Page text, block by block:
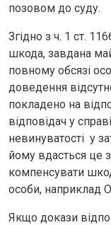
позовом до суду.
Згідно з ч. 1 ст.
шкода, завдана
повному обсязі
доведення
покладено на
відповідач у
невинуватості у
йому вдасться це
компенсувати
особи, наприклад
Якщо докази